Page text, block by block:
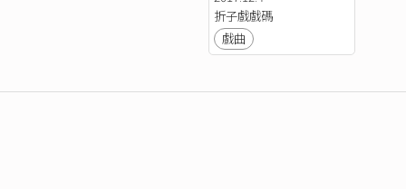
折子戲戲碼
戲曲